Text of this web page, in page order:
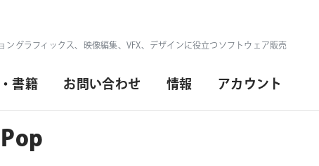
ングラフィックス、映像編集、VFX、デザインに役立つソフトウェア販売
書籍 お問い合わせ 情報 アカウント